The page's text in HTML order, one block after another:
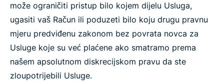
može ograničiti pristup bilo kojem dijelu Usluga,
ugasiti vaš Račun ili poduzeti bilo koju drugu pravnu
mjeru predviđenu zakonom bez povrata novca za
Usluge koje su već plaćene ako smatramo prema
našem apsolutnom diskrecijskom pravu da ste
zloupotrijebili Usluge.